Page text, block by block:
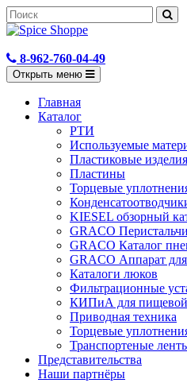
8-962-760-04-49
Открыть меню
Главная
Каталог
РТИ
Используемые
Пластиковые изделия
Пластины
Торцевые
KIESEL обзорный
GRACO
GRACO Каталог
GRACO Аппарат
Каталоги люков
Фильтрационные
КИПиА для
Приводная техника
Торцевые
Транспортеные
Представительства
Наши партнёры